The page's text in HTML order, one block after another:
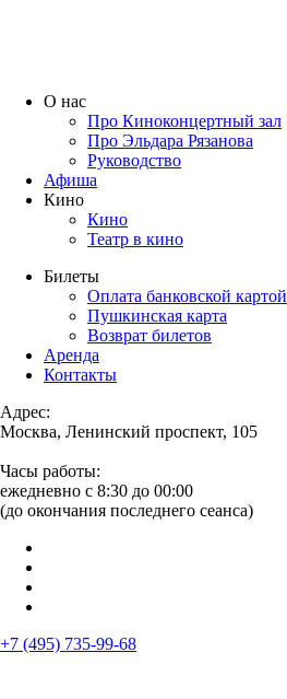
О нас
Про Киноконцертный зал
Про Эльдара Рязанова
Руководство
Афиша
Кино
Кино
Театр в кино
Билеты
Оплата банковской картой
Пушкинская карта
Возврат билетов
Аренда
Контакты
Адрес:
Москва, Ленинский проспект, 105
Часы работы:
ежедневно с 8:30 до 00:00
(до окончания последнего сеанса)
+7 (495) 735-99-68